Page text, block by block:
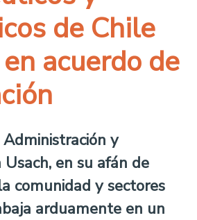
de Chile
acuerdo de
y
en su afán de
comunidad y sectores
arduamente en un